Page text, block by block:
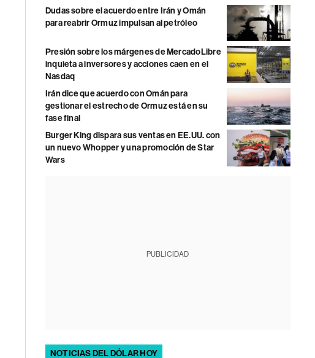
Dudas sobre el acuerdo entre Irán y Omán
para reabrir Ormuz impulsan al petróleo
Presión sobre los márgenes de MercadoLibre
inquieta a inversores y acciones caen en el
Nasdaq
Irán dice que acuerdo con Omán para
gestionar el estrecho de Ormuz está en su
fase final
Burger King dispara sus ventas en EE.UU. con
un nuevo Whopper y una promoción de Star
Wars
PUBLICIDAD
NOTICIAS DEL DÓLAR HOY